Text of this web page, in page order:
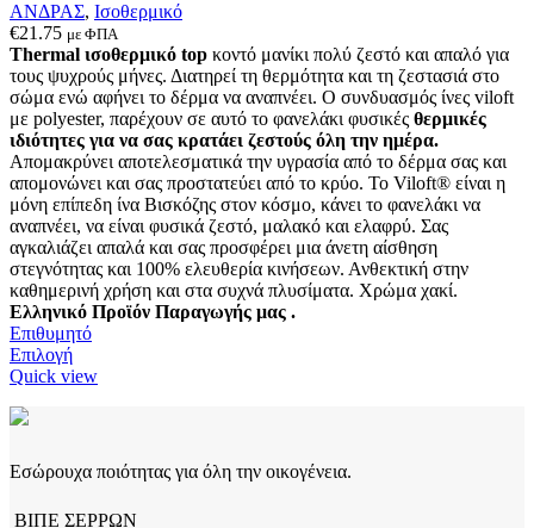
στη
σελίδα
του
προϊόντος
ΑΝΔΡΑΣ, Ισοθερμικό
€21.75 με ΦΠΑ
Thermal ισοθερμικό top κοντό μανίκι πολύ ζεστό και απαλό για
τους ψυχρούς μήνες. Διατηρεί τη θερμότητα και τη ζεστασιά στο
σώμα ενώ αφήνει το δέρμα να αναπνέει. Ο συνδυασμός ίνες viloft
με polyester, παρέχουν σε αυτό το φανελάκι φυσικές θερμικές
ιδιότητες για να σας κρατάει ζεστούς όλη την ημέρα.
Απομακρύνει αποτελεσματικά την υγρασία από το δέρμα σας και
απομονώνει και σας προστατεύει από το κρύο. Το Viloft® είναι η
μόνη επίπεδη ίνα Βισκόζης στον κόσμο, κάνει το φανελάκι να
αναπνέει, να είναι φυσικά ζεστό, μαλακό και ελαφρύ. Σας
αγκαλιάζει απαλά και σας προσφέρει μια άνετη αίσθηση
στεγνότητας και 100% ελευθερία κινήσεων. Ανθεκτική στην
καθημερινή χρήση και στα συχνά πλυσίματα. Χρώμα χακί.
Ελληνικό Προϊόν Παραγωγής μας .
Επιθυμητό
ΕπιλογήΑυτό
το
παραλλαγές.
Οι
Quick view
Εσώρουχα ποιότητας για όλη την οικογένεια.
ΒΙΠΕ ΣΕΡΡΩΝ